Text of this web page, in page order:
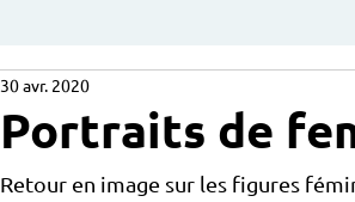
Portraits de
30 avr. 2020
Retour en image sur les figures